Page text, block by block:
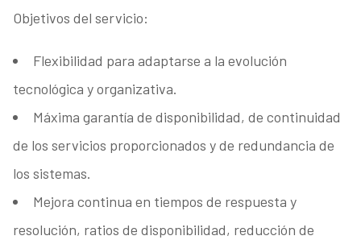
Objetivos del servicio:
Flexibilidad para adaptarse a la evolución
tecnológica y organizativa.
Máxima garantía de disponibilidad, de continuidad
de los servicios proporcionados y de redundancia de
los sistemas.
Mejora continua en tiempos de respuesta y
resolución, ratios de disponibilidad, reducción de